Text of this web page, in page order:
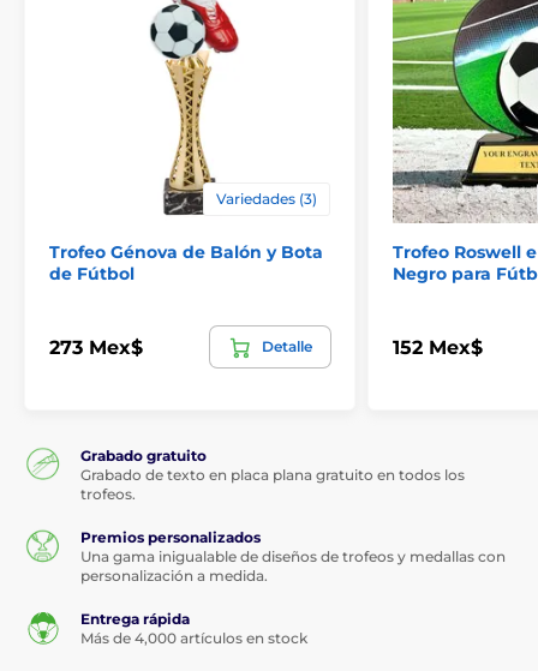
Variedades (3)
Trofeo Génova de Balón y Bota
de Fútbol
273 Mex$ Detalle
Trofeo Roswell
Negro para
152 Mex$
Grabado gratuito
Grabado de texto en placa plana gratuito en todos los
trofeos.
Premios personalizados
Una gama inigualable de diseños de trofeos y medallas con
personalización a medida.
Entrega rápida
Más de 4,000 artículos en stock